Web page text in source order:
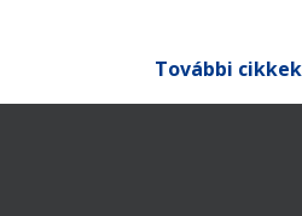
További cikkek